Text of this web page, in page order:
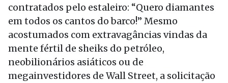
contratados pelo estaleiro: “Quero diamantes
em todos os cantos do barco!” Mesmo
acostumados com extravagâncias vindas da
mente fértil de sheiks do petróleo,
neobilionários asiáticos ou de
megainvestidores de Wall Street, a solicitação